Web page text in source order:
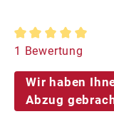
Durchschnittliche
1 Bewertung
Wir haben
Abzug